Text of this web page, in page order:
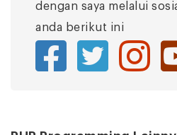
dengan saya melalui
anda berikut ini